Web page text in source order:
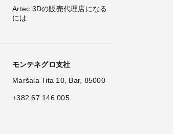
Artec 3Dの販売代理店になる
には
モンテネグロ支社
Maršala Tita 10, Bar, 85000
+382 67 146 005